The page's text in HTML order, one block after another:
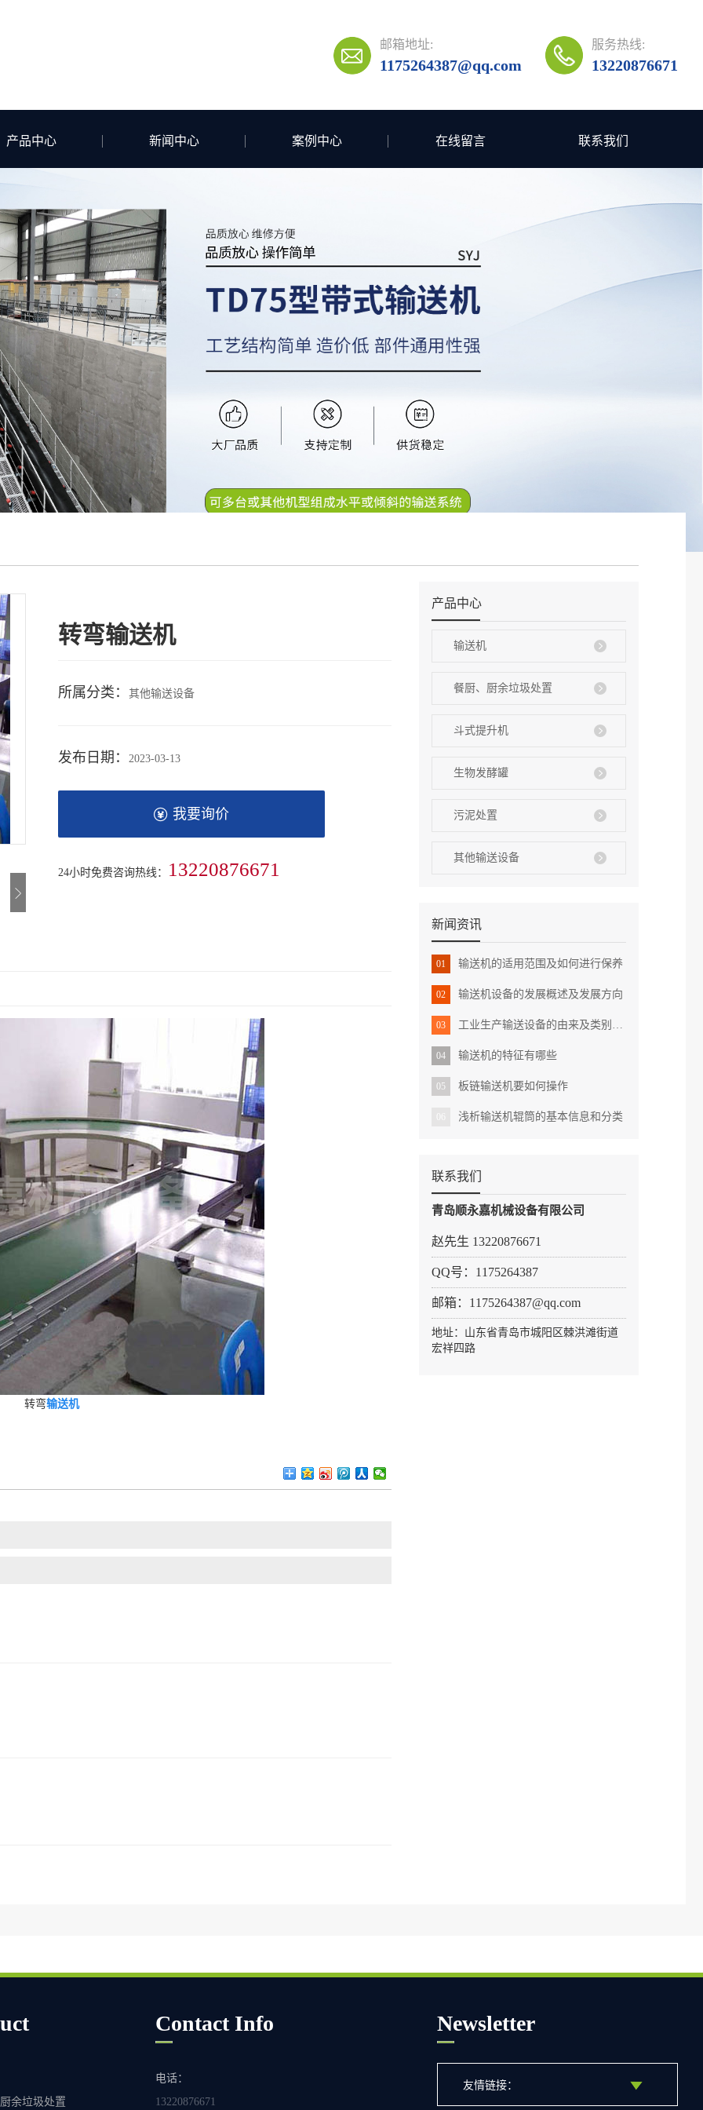
邮箱地址:
1175264387@qq.com
服务热线:
13220876671
产品中心 新闻中心 案例中心 在线留言 联系我们
产品中心
输送机
餐厨、厨余垃圾处置
斗式提升机
生物发酵罐
污泥处置
其他输送设备
新闻资讯
01 输送机的适用范围及如何进行保养
02 输送机设备的发展概述及发展方向
03 工业生产输送设备的由来及类别概述
04 输送机的特征有哪些
05 板链输送机要如何操作
浅析输送机辊筒的基本信息和分类
联系我们
青岛顺永嘉机械设备有限公司
赵先生 13220876671
QQ号：1175264387
邮箱：1175264387@qq.com
地址：山东省青岛市城阳区棘洪滩街道
宏祥四路
转弯输送机
所属分类： 其他输送设备
发布日期： 2023-03-13
我要询价
24小时免费咨询热线： 13220876671
转弯输送机
余垃圾处置
Contact Info
电话：
13220876671
Newsletter
友情链接：